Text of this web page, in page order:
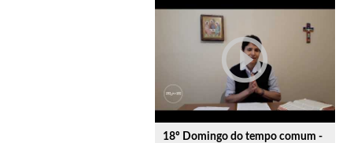
play_circle_outline
18º Domingo do tempo comum -